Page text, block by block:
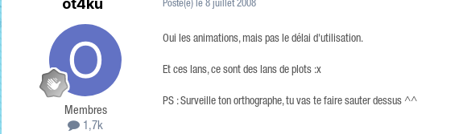
ot4ku
Membres
1,7k
Posté(e) le 8 juillet 2008
Oui les animations, mais pas le délai d'utilisation.
Et ces lans, ce sont des lans de plots :x
PS : Surveille ton orthographe, tu vas te faire sauter dessus ^^